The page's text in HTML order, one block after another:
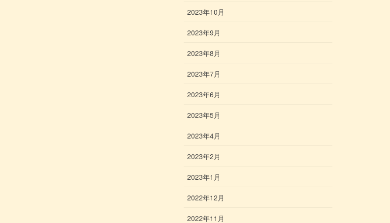
2023年10月
2023年9月
2023年8月
2023年7月
2023年6月
2023年5月
2023年4月
2023年2月
2023年1月
2022年12月
2022年11月